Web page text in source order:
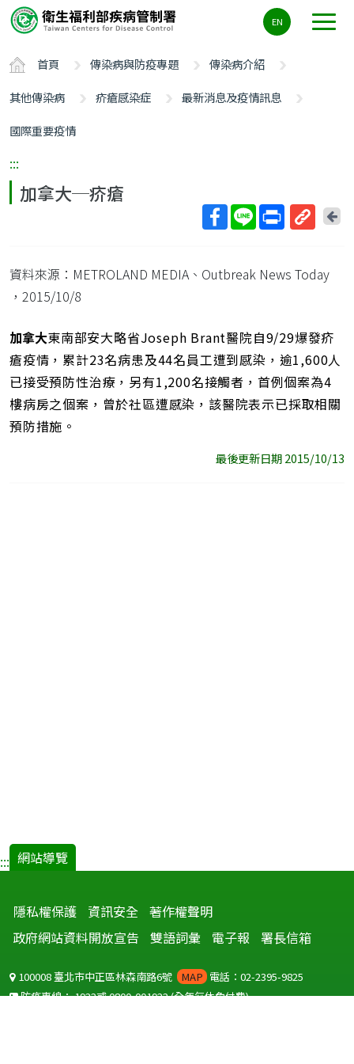
要
容
ALT+C
EN
首頁 傳染病與防疫專題
傳染病介紹
其他傳染病
疥瘡感染症
最新消息及疫情訊息
國際重要疫情
:::
加拿大─疥瘡
短
回
資料來源：METROLAND MEDIA、Outbreak News Today
，2015/10/8
加拿大東南部安大略省Joseph Brant醫院自9/29爆發疥
瘡疫情，累計23名病患及44名員工遭到感染，逾1,600人
已接受預防性治療，另有1,200名接觸者，首例個案為4
樓病房之個案，曾於社區遭感染，該醫院表示已採取相關
預防措施。
最後更新日期 2015/10/13
::: 網站導覽
隱私權保護 資訊安全 著作權聲明
政府網站資料開放宣告
雙語詞彙 電子報 署長信箱
100008 臺北市中正區林森南路6號 MAP 電話：02-2395-9825
防疫專線：1922或0800-001922(全年無休免付費)